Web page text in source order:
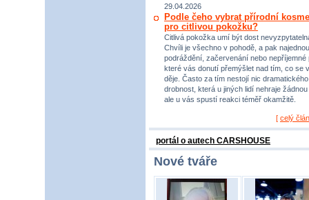
29.04.2026
Podle čeho vybrat přírodní
pro citlivou pokožku?
Citlivá pokožka umí být dost
Chvíli je všechno v pohodě, a pak
podráždění, začervenání nebo nepříjemné
které vás donutí přemýšlet nad tím, co se
děje. Často za tím nestojí nic
drobnost, která u jiných lidí nehraje žádnou
ale u vás spustí reakci téměř okamžitě.
[ celý
portál o autech CARSHOUSE
Nové tváře